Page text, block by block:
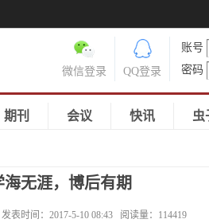
账号
密码
QQ登录
微信登录
期刊 会议 快讯 虫
海无涯，博后有期
发表时间： 2017-5-10 08:43 阅读量： 114419